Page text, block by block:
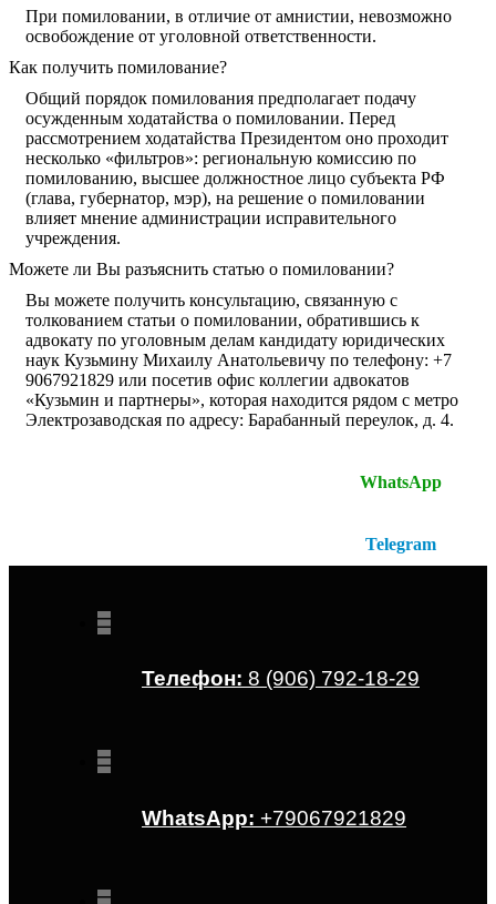
При помиловании, в отличие от амнистии, невозможно
освобождение от уголовной ответственности.
Как получить помилование?
Общий порядок помилования предполагает подачу
осужденным ходатайства о помиловании. Перед
рассмотрением ходатайства Президентом оно проходит
несколько «фильтров»: региональную комиссию по
помилованию, высшее должностное лицо субъекта РФ
(глава, губернатор, мэр), на решение о помиловании
влияет мнение администрации исправительного
учреждения.
Можете ли Вы разъяснить статью о помиловании?
Вы можете получить консультацию, связанную с
толкованием статьи о помиловании, обратившись к
адвокату по уголовным делам кандидату юридических
наук Кузьмину Михаилу Анатольевичу по телефону: +7
9067921829 или посетив офис коллегии адвокатов
«Кузьмин и партнеры», которая находится рядом с метро
Электрозаводская по адресу: Барабанный переулок, д. 4.
WhatsApp
Telegram
Телефон: 8 (906) 792-18-29
WhatsApp: +79067921829